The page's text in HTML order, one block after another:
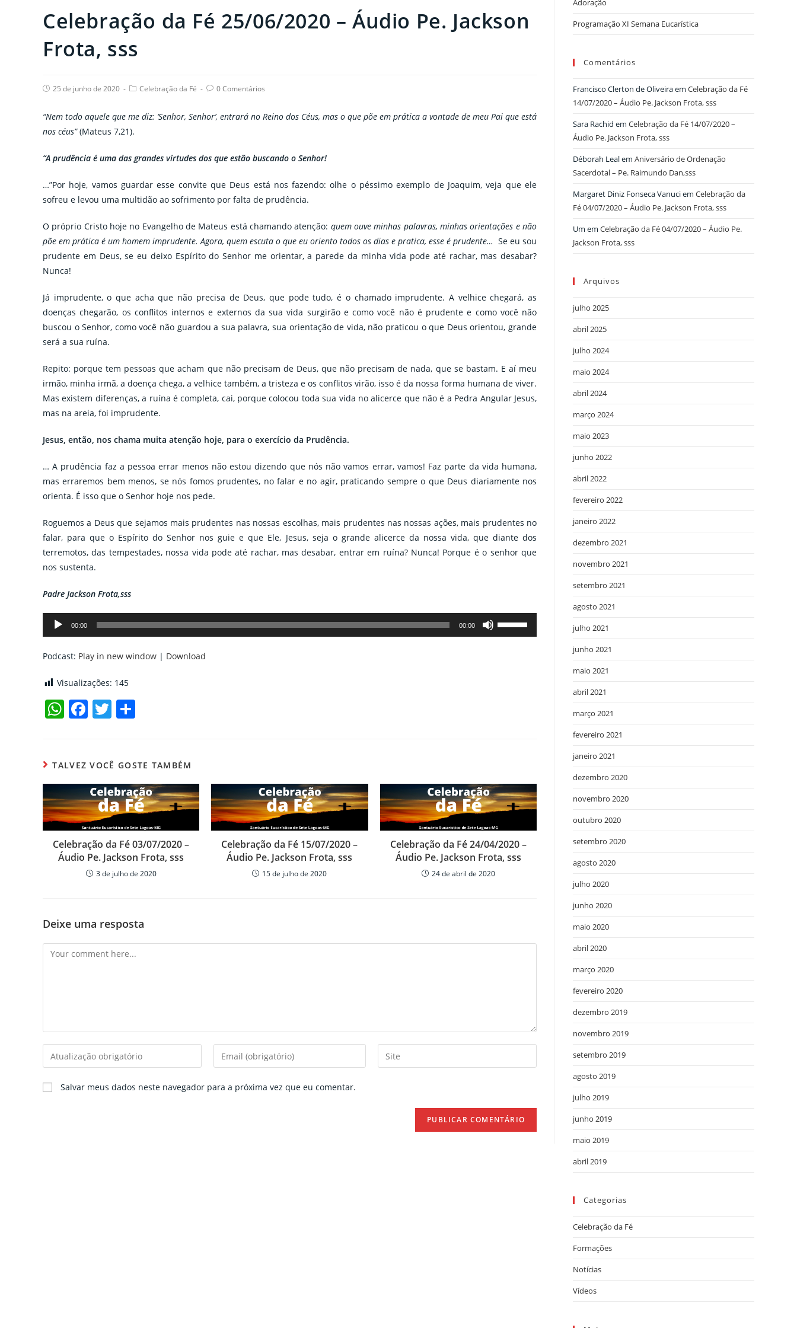
Celebração da Fé 25/06/2020 – Áudio Pe. Jackson
Frota, sss
Post25 de junho de 2020
PostCelebração da Fé
Post0 Comentários
“Nem todo aquele que me diz: ‘Senhor, Senhor’, entrará no Reino dos Céus, mas o que põe em prática a vontade de meu Pai que está
nos céus”(Mateus 7,21).
“A prudência é uma das grandes virtudes dos que estão buscando o Senhor!
…”Por hoje, vamos guardar esse convite que Deus está nos fazendo: olhe o péssimo exemplo de Joaquim, veja que ele
sofreu e levou uma multidão ao sofrimento por falta de prudência.
O próprio Cristo hoje no Evangelho de Mateus está chamando atenção: quem ouve minhas palavras, minhas orientações e não
põe em prática é um homem imprudente. Agora, quem escuta o que eu oriento todos os dias e pratica, esse é prudente… Se eu sou
prudente em Deus, se eu deixo Espírito do Senhor me orientar, a parede da minha vida pode até rachar, mas desabar?
Nunca!
Já imprudente, o que acha que não precisa de Deus, que pode tudo, é o chamado imprudente. A velhice chegará, as
doenças chegarão, os conflitos internos e externos da sua vida surgirão e como você não é prudente e como você não
buscou o Senhor, como você não guardou a sua palavra, sua orientação de vida, não praticou o que Deus orientou, grande
será a sua ruína.
Repito: porque tem pessoas que acham que não precisam de Deus, que não precisam de nada, que se bastam. E aí meu
irmão, minha irmã, a doença chega, a velhice também, a tristeza e os conflitos virão, isso é da nossa forma humana de viver.
Mas existem diferenças, a ruína é completa, cai, porque colocou toda sua vida no alicerce que não é a Pedra Angular Jesus,
mas na areia, foi imprudente.
Jesus, então, nos chama muita atenção hoje, para o exercício da Prudência.
… A prudência faz a pessoa errar menos não estou dizendo que nós não vamos errar, vamos! Faz parte da vida humana,
mas erraremos bem menos, se nós fomos prudentes, no falar e no agir, praticando sempre o que Deus diariamente nos
orienta. É isso que o Senhor hoje nos pede.
Roguemos a Deus que sejamos mais prudentes nas nossas escolhas, mais prudentes nas nossas ações, mais prudentes no
falar, para que o Espírito do Senhor nos guie e que Ele, Jesus, seja o grande alicerce da nossa vida, que diante dos
terremotos, das tempestades, nossa vida pode até rachar, mas desabar, entrar em ruína? Nunca! Porque é o senhor que
nos sustenta.
Padre Jackson Frota,sss
Tocador
de
00:00 00:00
diminuir
o
volume.
Podcast: Play in new window | Download
Visualizações: 145
W
s
A
p
p
F
e
b
o
o
k
T
er p
ar
til
h
ar
TALVEZ VOCÊ GOSTE TAMBÉM
Celebração da Fé 03/07/2020 –
Áudio Pe. Jackson Frota, sss
3 de julho de 2020
Celebração da Fé 15/07/2020 –
Áudio Pe. Jackson Frota, sss
15 de julho de 2020
Celebração da Fé 24/04/2020 –
Áudio Pe. Jackson Frota, sss
24 de abril de 2020
Deixe uma resposta
Comment
Enter
your
name
or
Enter
your
address
Enter
your
Salvar meus dados neste navegador para a próxima vez que eu comentar.
Adoração
Programação XI Semana Eucarística
Comentários
Francisco Clerton de Oliveiraem Celebração da Fé
14/07/2020 – Áudio Pe. Jackson Frota, sss
Sara Rachid em Celebração da Fé 14/07/2020 –
Áudio Pe. Jackson Frota, sss
Déborah Lealem Aniversário de Ordenação
Sacerdotal – Pe. Raimundo Dan,sss
Margaret Diniz Fonseca Vanuciem Celebração da
Fé 04/07/2020 – Áudio Pe. Jackson Frota, sss
Um em Celebração da Fé 04/07/2020 – Áudio Pe.
Jackson Frota, sss
Arquivos
julho 2025
abril 2025
julho 2024
maio 2024
abril 2024
março 2024
maio 2023
junho 2022
abril 2022
fevereiro 2022
janeiro 2022
dezembro 2021
novembro 2021
setembro 2021
agosto 2021
julho 2021
junho 2021
maio 2021
abril 2021
março 2021
fevereiro 2021
janeiro 2021
dezembro 2020
novembro 2020
outubro 2020
setembro 2020
agosto 2020
julho 2020
junho 2020
maio 2020
abril 2020
março 2020
fevereiro 2020
dezembro 2019
novembro 2019
setembro 2019
agosto 2019
julho 2019
junho 2019
maio 2019
abril 2019
Categorias
Celebração da Fé
Formações
Notícias
Vídeos